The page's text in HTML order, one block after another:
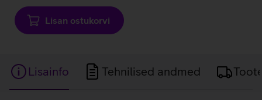
Lisan ostukorvi
Lisainfo Tehnilised andmed